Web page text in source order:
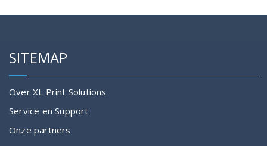
SITEMAP
Over XL Print Solutions
Service en Support
Onze partners